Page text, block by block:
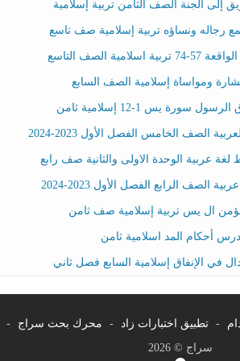
إلى الجنة الصف الثامن تربية إسلامية
رجاله ونساؤه تربية إسلامية صف تاسع
الصف التاسع
ومواساة إسلامية الصف السابع
يس 1-12 إسلامية ثامن
الصف الخامس الفصل الأول 2023-2024
عربية الوحدة الاولى والثانية صف رابع
الصف الرابع الفصل الأول 2023-2024
ال يس تربية إسلامية صف ثامن
أحكام المد اسلامية ثامن
في الإنفاق إسلامية السابع فصل ثاني
- تطبيق اختبارات زاد - محرك بحث سراج -
سراج © 2026